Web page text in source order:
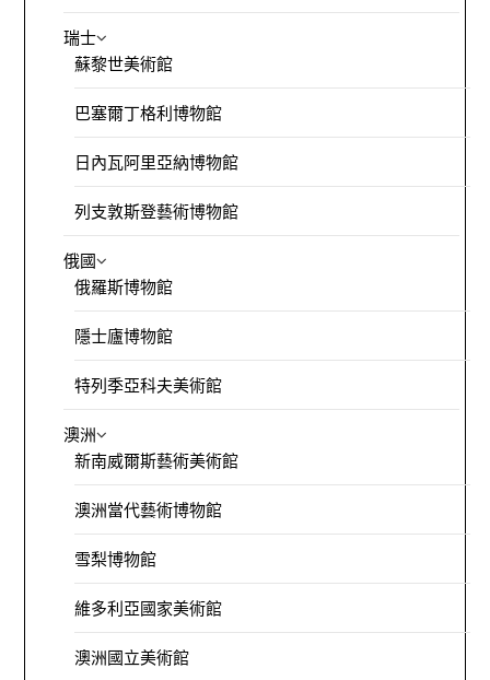
瑞士
蘇黎世美術館
巴塞爾丁格利博物館
日內瓦阿里亞納博物館
列支敦斯登藝術博物館
俄國
俄羅斯博物館
隱士廬博物館
特列季亞科夫美術館
澳洲
新南威爾斯藝術美術館
澳洲當代藝術博物館
雪梨博物館
維多利亞國家美術館
澳洲國立美術館